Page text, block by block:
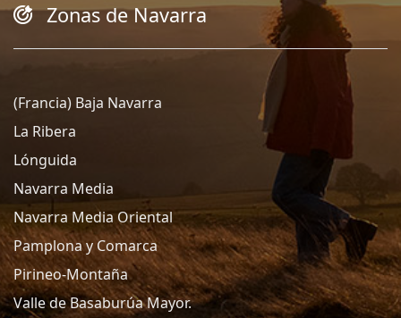
Zonas de Navarra
(Francia) Baja Navarra
La Ribera
Lónguida
Navarra Media
Navarra Media Oriental
Pamplona y Comarca
Pirineo-Montaña
Valle de Basaburúa Mayor.